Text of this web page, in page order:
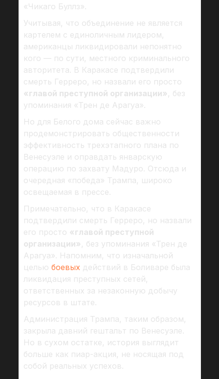
«Чикаго Буллз».
Учитывая, что объединение не является
картелем с единоличным лидером,
американцы ликвидировали непонятно
кого — по сути, местного криминального
авторитета. В Каракасе подтвердили
смерть Герреро, но назвали его просто
«главой преступной организации» , без
упоминания «Трен де Арагуа».
Но для Белого дома сейчас важно
продемонстрировать общественности
эффективность трехэтапного плана по
Венесуэле и оправдать январскую
операцию по захвату Мадуро. Отсюда и
очередная «победа» Трампа, широко
освещаемая в прессе.
Примечательно, что в Каракасе
подтвердили смерть Герреро, но назвали
его просто «главой преступной
организации» , без упоминания «Трен де
Арагуа». Напомним, что изначальной
целью боевыхдействий в Боливаре была
ликвидация преступных сетей,
ответственных за незаконную добычу
ресурсов в штате.
Администрация Трампа, таким образом,
закрыла давний гештальт по Венесуэле.
Но в сухом остатке, история выглядит
больше как пиар-акция, не носящая под
собой реальных успехов.